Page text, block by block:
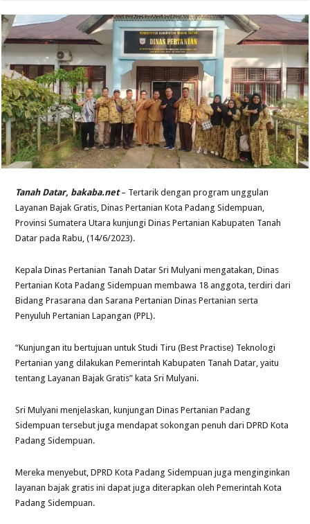
Tanah Datar, bakaba.net – Tertarik dengan program unggulan
Layanan Bajak Gratis, Dinas Pertanian Kota Padang Sidempuan,
Provinsi Sumatera Utara kunjungi Dinas Pertanian Kabupaten Tanah
Datar pada Rabu, (14/6/2023).
Kepala Dinas Pertanian Tanah Datar Sri Mulyani mengatakan, Dinas
Pertanian Kota Padang Sidempuan membawa 18 anggota, terdiri dari
Bidang Prasarana dan Sarana Pertanian Dinas Pertanian serta
Penyuluh Pertanian Lapangan (PPL).
“Kunjungan itu bertujuan untuk Studi Tiru (Best Practise) Teknologi
Pertanian yang dilakukan Pemerintah Kabupaten Tanah Datar, yaitu
tentang Layanan Bajak Gratis” kata Sri Mulyani.
Sri Mulyani menjelaskan, kunjungan Dinas Pertanian Padang
Sidempuan tersebut juga mendapat sokongan penuh dari DPRD Kota
Padang Sidempuan.
Mereka menyebut, DPRD Kota Padang Sidempuan juga menginginkan
layanan bajak gratis ini dapat juga diterapkan oleh Pemerintah Kota
Padang Sidempuan.